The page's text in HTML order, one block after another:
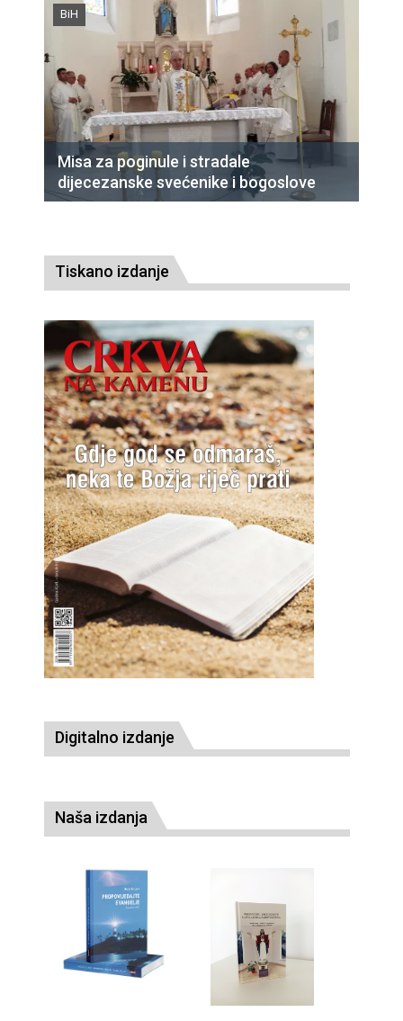
BiH
Misa za poginule i stradale
dijecezanske svećenike i bogoslove
Tiskano izdanje
Digitalno izdanje
Naša izdanja